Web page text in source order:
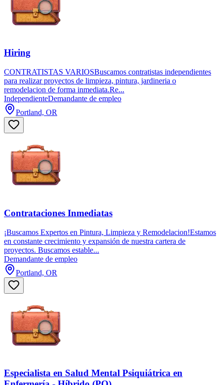
Hiring
CONTRATISTAS VARIOSBuscamos contratistas independientes
para realizar proyectos de limpieza, pintura, jardineria o
remodelacion de forma inmediata.Re...
IndependienteDemandante de empleo
Portland, OR
Contrataciones Inmediatas
¡Buscamos Expertos en Pintura, Limpieza y Remodelacion!Estamos
en constante crecimiento y expansión de nuestra cartera de
proyectos. Buscamos estable...
Demandante de empleo
Portland, OR
Especialista en Salud Mental Psiquiátrica en